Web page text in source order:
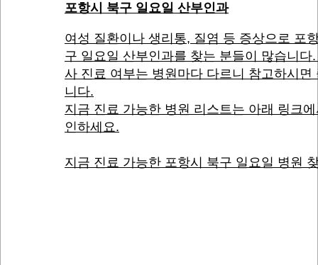
포항시 북구 일요일 산부인과
여성 질환이나 생리통, 질염 등 증상으로 포
구 일요일 산부인과를 찾는 분들이 많습니다
사 진료 여부는 병원마다 다르니 참고하시면
니다.
지금 진료 가능한 병원 리스트는 아래 링크
인하세요.
지금 진료 가능한 포항시 북구 일요일 병원